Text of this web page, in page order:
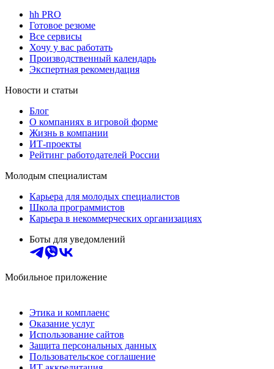
hh PRO
Готовое резюме
Все сервисы
Хочу у вас работать
Производственный календарь
Экспертная рекомендация
Новости и статьи
Блог
О компаниях в игровой форме
Жизнь в компании
ИТ-проекты
Рейтинг работодателей России
Молодым специалистам
Карьера для молодых специалистов
Школа программистов
Карьера в некоммерческих организациях
Боты для уведомлений
Мобильное приложение
Этика и комплаенс
Оказание услуг
Использование сайтов
Защита персональных данных
Пользовательское соглашение